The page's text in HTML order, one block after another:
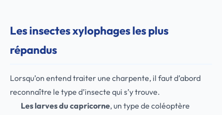
Les insectes xylophages les plus
répandus
Lorsqu’on entend traiter une charpente, il faut d’abord
reconnaître le type d’insecte qui s’y trouve.
Les larves du capricorne, un type de coléoptère